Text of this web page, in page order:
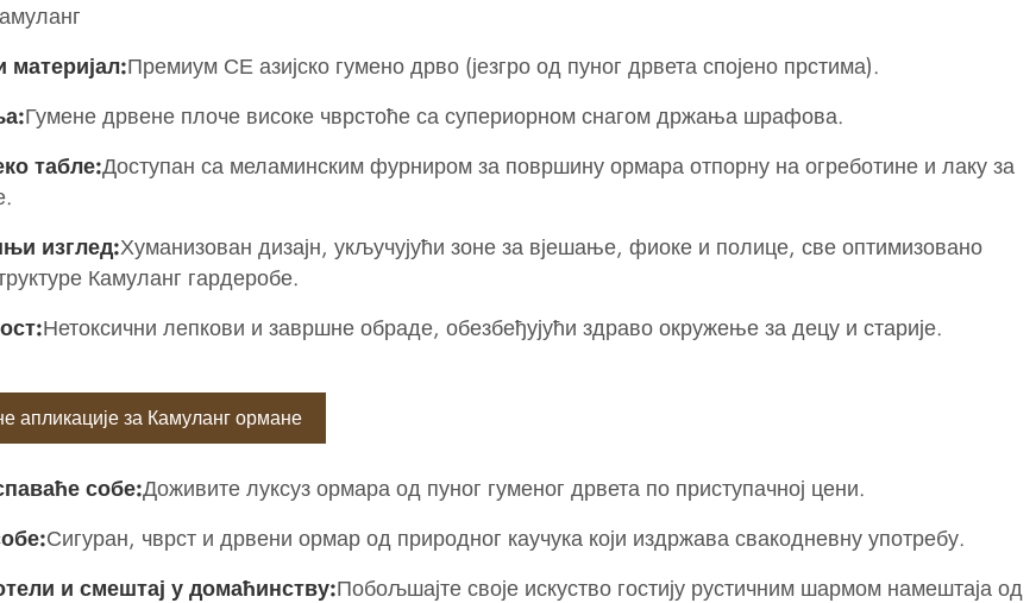
Премиум СЕ азијско гумено дрво (језгро од пуног дрвета спојено прстима).
Гумене дрвене плоче високе чврстоће са супериорном снагом држања шрафова.
табле:Доступан са меламинским фурниром за површину ормара отпорну на огреботине и лаку за
изглед:Хуманизован дизајн, укључујући зоне за вјешање, фиоке и полице, све оптимизовано
Камуланг гардеробе.
Нетоксични лепкови и завршне обраде, обезбеђујући здраво окружење за децу и старије.
апликације за Камуланг ормане
собе:Доживите луксуз ормара од пуног гуменог дрвета по приступачној цени.
Сигуран, чврст и дрвени ормар од природног каучука који издржава свакодневну употребу.
и смештај у домаћинству:Побољшајте своје искуство гостију рустичним шармом намештаја од